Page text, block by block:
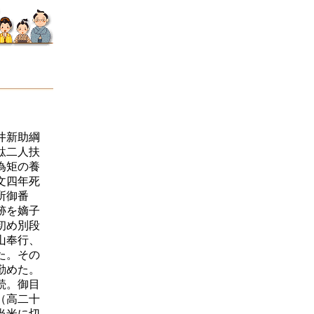
新助綱
二人扶
矩の養
四年死
御番
を嫡子
め別段
行、
。その
た。
。御目
高二十